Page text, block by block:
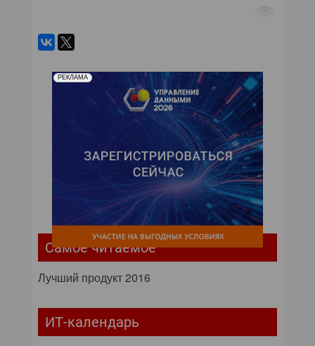
РЕКЛАМА
Самое читаемое
Лучший продукт 2016
ИТ-календарь